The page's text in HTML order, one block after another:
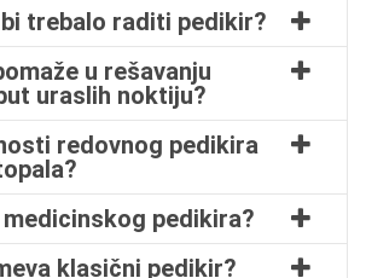
trebalo raditi pedikir?
u rešavanju
uraslih noktiju?
redovnog pedikira
pedikira?
klasični pedikir?